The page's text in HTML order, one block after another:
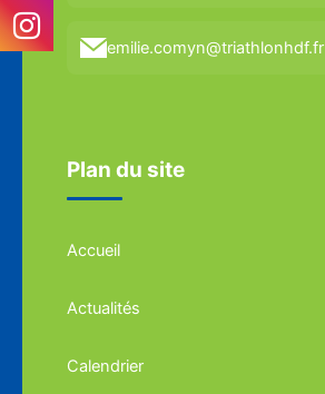
emilie.comyn@triathlonhdf.fr
Plan du site
Accueil
Actualités
Calendrier